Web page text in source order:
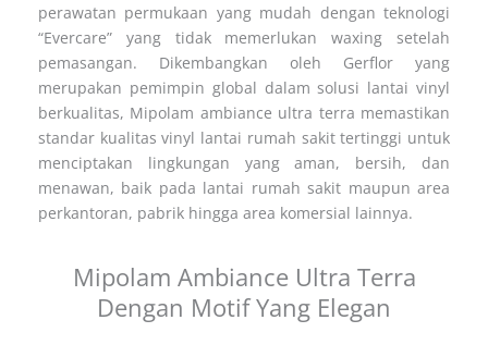
perawatan permukaan yang mudah dengan teknologi
“Evercare” yang tidak memerlukan waxing setelah
pemasangan. Dikembangkan oleh Gerflor yang
merupakan pemimpin global dalam solusi lantai vinyl
berkualitas, Mipolam ambiance ultra terra memastikan
standar kualitas vinyl lantai rumah sakit tertinggi untuk
menciptakan lingkungan yang aman, bersih, dan
menawan, baik pada lantai rumah sakit maupun area
perkantoran, pabrik hingga area komersial lainnya.
Mipolam Ambiance Ultra Terra
Dengan Motif Yang Elegan